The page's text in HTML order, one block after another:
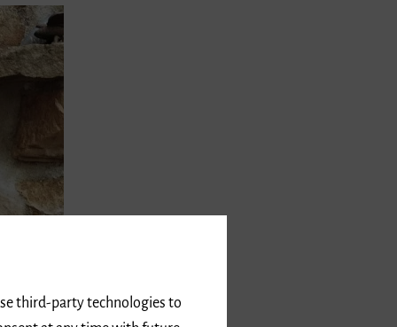
third-party technologies to